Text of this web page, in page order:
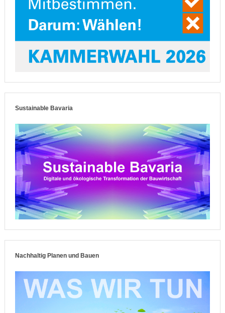
Sustainable Bavaria
Nachhaltig Planen und Bauen